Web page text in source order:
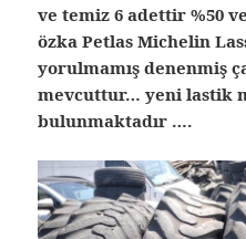
ve temiz 6 adettir %50
özka Petlas Michelin
yorulmamış denenmiş
mevcuttur… yeni lastik
bulunmaktadır ….